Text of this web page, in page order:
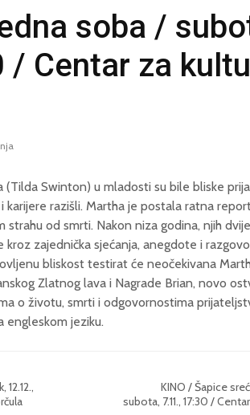
soba /
/ Centar za
(Tilda Swinton) u mladosti su bile bliske
razišli. Martha je postala ratna
strahu od smrti. Nakon niza godina, njih
zajednička sjećanja, anegdote i
bliskost testirat će neočekivana
Zlatnog lava i Nagrade Brian, novo
o životu, smrti i odgovornostima
engleskom jeziku.
KINO / Šapice
subota, 7.11., 17:30 /
KINO MEDITERAN / U
Četvrtak, 27.8., 21:00 /
Centar za kulturu
Korčula / 12+
KONCERT KLASIČNE
GLAZBE / Marin Limić i
Neli Šestanović /
Utorak, 25.8., 21:00 /
Atrij Gradske vijećnice